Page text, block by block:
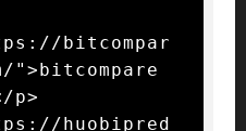
bitcompar
">bitcompare
p>
huobipred